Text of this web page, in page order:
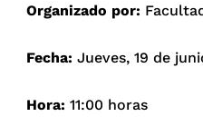
Organizado por:
Fecha: Jueves, 19 de
Hora:11:00 horas